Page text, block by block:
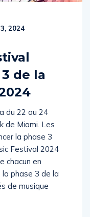
2024
de la
du 22 au 24
de Miami. Les
la phase 3
Festival 2024
chacun en
phase 3 de la
de musique